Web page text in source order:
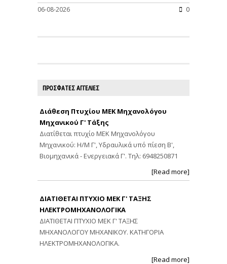
06-08-2026 0
ΠΡΟΣΦΑΤΕΣ ΑΓΓΕΛΙΕΣ
Διάθεση Πτυχίου ΜΕΚ Μηχανολόγου
Μηχανικού Γ' Τάξης
Διατίθεται πτυχίο ΜΕΚ Μηχανολόγου
Μηχανικού: Η/Μ Γ', Υδραυλικά υπό πίεση Β',
Βιομηχανικά - Ενεργειακά Γ'. Τηλ: 6948250871
[Read more]
ΔΙΑΤΙΘΕΤΑΙ ΠΤΥΧΙΟ ΜΕΚ Γ' ΤΑΞΗΣ
ΗΛΕΚΤΡΟΜΗΧΑΝΟΛΟΓΙΚΑ
ΔΙΑΤΙΘΕΤΑΙ ΠΤΥΧΙΟ ΜΕΚ Γ' ΤΑΞΗΣ
ΜΗΧΑΝΟΛΟΓΟΥ ΜΗΧΑΝΙΚΟΥ. ΚΑΤΗΓΟΡΙΑ
ΗΛΕΚΤΡΟΜΗΧΑΝΟΛΟΓΙΚΑ.
[Read more]